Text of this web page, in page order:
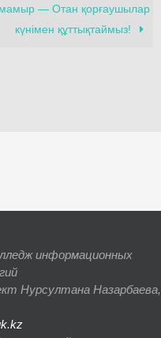
— Отан қорғаушылар
күнімен құттықтаймыз!
информационных
Нурсултана Назарбаева,